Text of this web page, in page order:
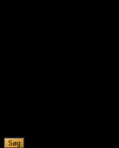
Søg